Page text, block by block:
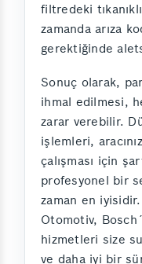
filtredeki
zamanda arıza
gerektiğinde
Sonuç olarak,
ihmal edilmesi,
zarar verebilir.
işlemleri,
çalışması için
profesyonel bir
zaman en iyisidir.
Otomotiv,
hizmetleri size
ve daha iyi bir